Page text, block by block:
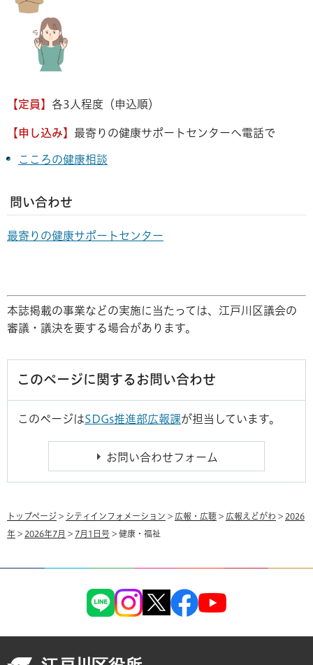
【定員】 各3人程度（申込順）
【申し込み】 最寄りの健康サポートセンターへ電話で
こころの健康相談
問い合わせ
最寄りの健康サポートセンター
本誌掲載の事業などの実施に当たっては、江戸川区議会の
審議・議決を要する場合があります。
このページに関するお問い合わせ
このページはSDGs推進部広報課が担当しています。
トップページ > シティインフォメーション > 広報・広聴 > 広報えどがわ > 2026
年 > 2026年7月 > 7月1日号 > 健康・福祉